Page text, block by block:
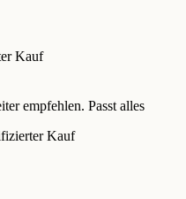
Kauf
empfehlen. Passt alles
Kauf